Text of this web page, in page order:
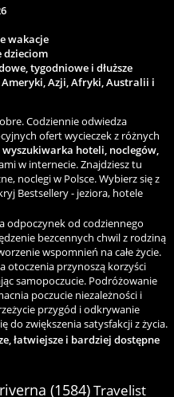
wakacje
dzieciom
tygodniowe i dłuższe
Azji, Afryki, Australii i
Codziennie odwiedza
ofert wycieczek z różnych
hoteli, noclegów,
w internecie. Znajdziesz tu
noclegi w Polsce. Wybierz się z
Bestsellery - jeziora, hotele
odpoczynek od codziennego
bezcennych chwil z rodziną
wspomnień na całe życie.
otoczenia przynoszą korzyści
samopoczucie. Podróżowanie
poczucie niezależności i
przygód i odkrywanie
do zwiększenia satysfakcji z życia.
łatwiejsze i bardziej dostępne
(1584)Travelist